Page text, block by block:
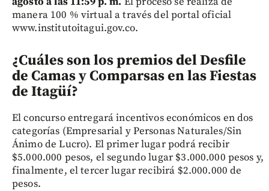
manera 100 % virtual a través del portal oficial
www.institutoitagui.gov.co.
¿Cuáles son los premios del Desfile
de Camas y Comparsas en las Fiestas
de Itagüí?
El concurso entregará incentivos económicos en dos
categorías (Empresarial y Personas Naturales/Sin
Ánimo de Lucro). El primer lugar podrá recibir
$5.000.000 pesos, el segundo lugar $3.000.000 pesos y,
finalmente, el tercer lugar recibirá $2.000.000 de
pesos.